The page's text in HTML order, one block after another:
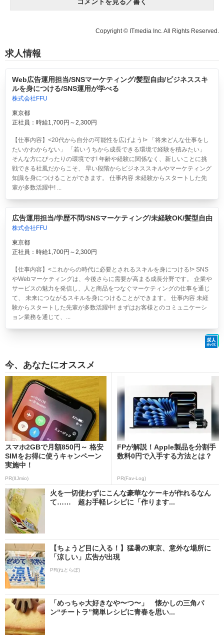
Copyright © ITmedia Inc. All Rights Reserved.
求人情報
Web広告運用担当/SNSマーケティング/髪型自由/ビジネススキ
ルを身につける/SNS運用が学べる
株式会社FFU
東京都
正社員：時給1,700円～2,300円
【仕事内容】<20代から自分の可能性を広げよう!> 「将来どんな仕事をし
たいかわからない」 「若いうちから成長できる環境で経験を積みたい」
そんな方にぴったりの環境です! 年齢や経験に関係なく、新しいことに挑
戦できる社風だからこそ、 早い段階からビジネススキルやマーケティング
知識を身につけることができます。 仕事内容 未経験からスタートした先
輩が多数活躍中! ...
広告運用担当/学歴不問/SNSマーケティング/未経験OK/髪型自由
株式会社FFU
東京都
正社員：時給1,700円～2,300円
【仕事内容】<これからの時代に必要とされるスキルを身につける!> SNS
やWebマーケティングは、今後さらに需要が高まる成長分野です。 企業や
サービスの魅力を発信し、人と商品をつなぐマーケティングの仕事を通じ
て、 未来につながるスキルを身につけることができます。 仕事内容 未経
験からスタートした先輩が多数活躍中! まずはお客様とのコミュニケーシ
ョン業務を通じて、...
今、あなたにオススメ
スマホ2GBで月額850円～ 格安
SIMをお得に使うキャンペーン
実施中！
PR(IIJmio)
FPが解説！Apple製品を分割手
数料0円で入手する方法とは？
PR(Fav-Log)
火を一切使わずにこんな豪華なケーキが作れるなん
て…… 超お手軽レシピに「作ります...
【ちょうど目に入る！】猛暑の東京、意外な場所に
「涼しい」広告が出現
PR(ねとらぼ)
「めっちゃ大好きなや〜つ〜」 懐かしの三角パ
ン“チートラ”簡単レシピに青春を思い...